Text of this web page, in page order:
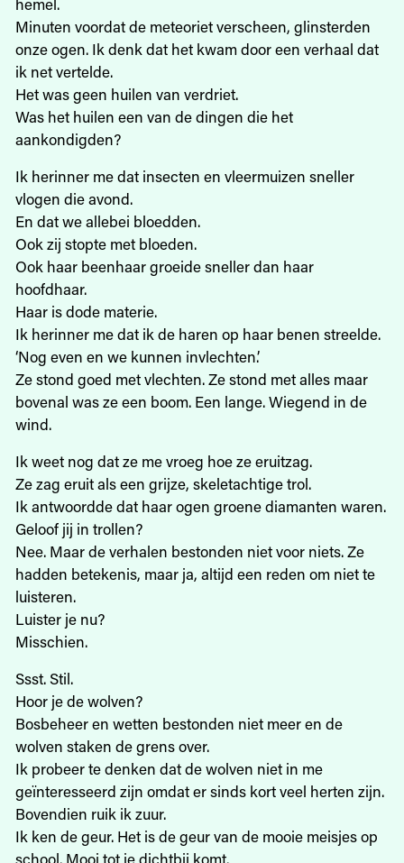
Minuten voordat de meteoriet verscheen, glinsterden
onze ogen. Ik denk dat het kwam door een verhaal dat
ik net vertelde.
Het was geen huilen van verdriet.
Was het huilen een van de dingen die het
aankondigden?
Ik herinner me dat insecten en vleermuizen sneller
vlogen die avond.
En dat we allebei bloedden.
Ook zij stopte met bloeden.
Ook haar beenhaar groeide sneller dan haar
hoofdhaar.
Haar is dode materie.
Ik herinner me dat ik de haren op haar benen streelde.
‘Nog even en we kunnen invlechten.’
Ze stond goed met vlechten. Ze stond met alles maar
bovenal was ze een boom. Een lange. Wiegend in de
wind.
Ik weet nog dat ze me vroeg hoe ze eruitzag.
Ze zag eruit als een grijze, skeletachtige trol.
Ik antwoordde dat haar ogen groene diamanten waren.
Geloof jij in trollen?
Nee. Maar de verhalen bestonden niet voor niets. Ze
hadden betekenis, maar ja, altijd een reden om niet te
luisteren.
Luister je nu?
Misschien.
Ssst. Stil.
Hoor je de wolven?
Bosbeheer en wetten bestonden niet meer en de
wolven staken de grens over.
Ik probeer te denken dat de wolven niet in me
geïnteresseerd zijn omdat er sinds kort veel herten zijn.
Bovendien ruik ik zuur.
Ik ken de geur. Het is de geur van de mooie meisjes op
school. Mooi tot je dichtbij komt.